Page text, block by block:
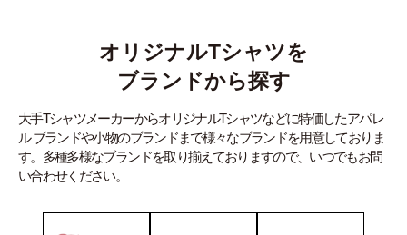
オリジナルTシャツを
ブランドから探す
大手TシャツメーカーからオリジナルTシャツなどに特価したアパレ
ル ブランドや小物のブランドまで様々なブランドを用意しておりま
す。多種多様なブランドを取り揃えておりますので、いつでもお問
い合わせください。